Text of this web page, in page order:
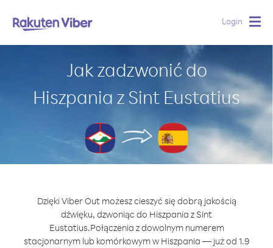
Login
Jak zadzwonić do
Hiszpania z Sint Eustatius
Dzięki Viber Out możesz cieszyć się dobrą jakością
dźwięku, dzwoniąc do Hiszpania z Sint
Eustatius.Połączenia z dowolnym numerem
stacjonarnym lub komórkowym w Hiszpania — już od 1.9